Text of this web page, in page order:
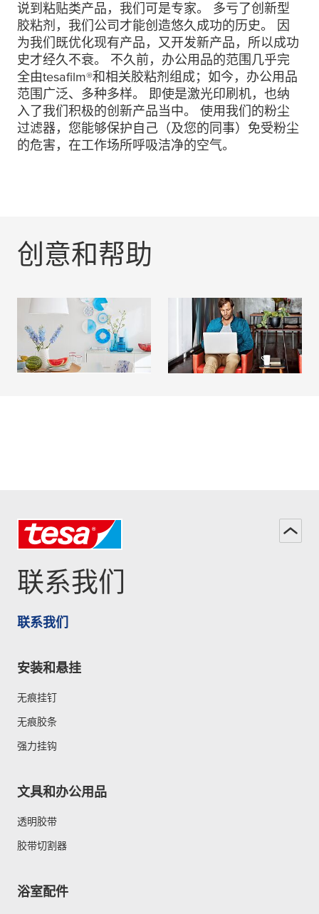
说到粘贴类产品，我们可是专家。 多亏了创新型
胶粘剂，我们公司才能创造悠久成功的历史。 因
为我们既优化现有产品，又开发新产品，所以成功
史才经久不衰。 不久前，办公用品的范围几乎完
全由tesafilm®和相关胶粘剂组成；如今，办公用品
范围广泛、多种多样。 即使是激光印刷机，也纳
入了我们积极的创新产品当中。 使用我们的粉尘
过滤器，您能够保护自己（及您的同事）免受粉尘
的危害，在工作场所呼吸洁净的空气。
创意和帮助
DIY创意杂志
阅读更多
帮助和支持
阅读更多
联系我们
联系我们
安装和悬挂
无痕挂钉
无痕胶条
强力挂钩
文具和办公用品
透明胶带
胶带切割器
浴室配件